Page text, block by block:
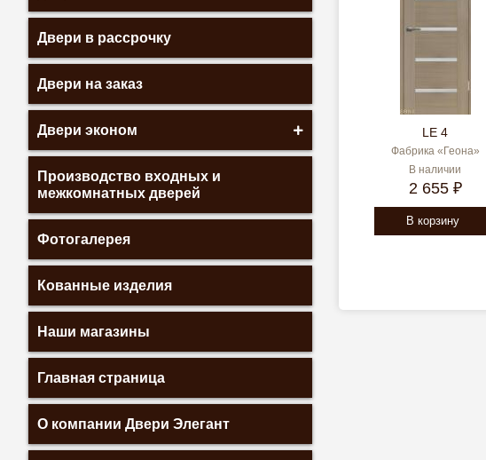
Двери в рассрочку
Двери на заказ
Двери эконом
Производство входных и
межкомнатных дверей
Фотогалерея
Кованные изделия
Наши магазины
Главная страница
О компании Двери Элегант
LE 4
Фабрика «Геона»
В наличии
2 655 ₽
В корзину